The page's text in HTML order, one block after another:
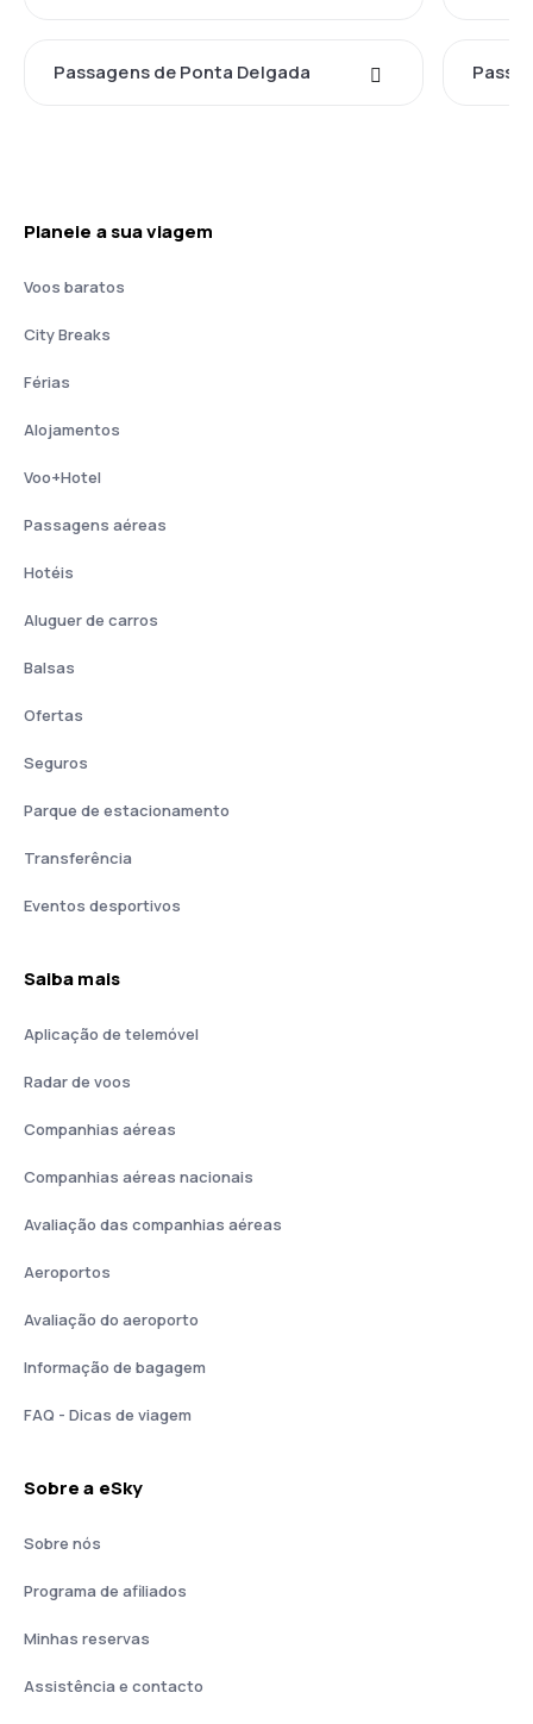
Passagens de Ponta Delgada
Planeie a sua viagem
Voos baratos
City Breaks
Férias
Alojamentos
Voo+Hotel
Passagens aéreas
Hotéis
Aluguer de carros
Balsas
Ofertas
Seguros
Parque de estacionamento
Transferência
Eventos desportivos
Saiba mais
Aplicação de telemóvel
Radar de voos
Companhias aéreas
Companhias aéreas nacionais
Avaliação das companhias aéreas
Aeroportos
Avaliação do aeroporto
Informação de bagagem
FAQ - Dicas de viagem
Sobre a eSky
Sobre nós
Programa de afiliados
Minhas reservas
Assistência e contacto